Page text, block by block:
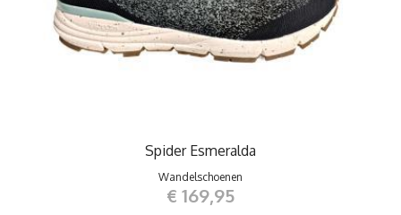
Spider Esmeralda
Wandelschoenen
€ 169,95